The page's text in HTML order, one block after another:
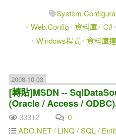
Web.Config 資料庫 C#
Windows程式 資料庫
2008-10-03
[轉貼]MSDN --
(Oracle / Access /
33312
0
ADO.NET / LINQ / SQL /